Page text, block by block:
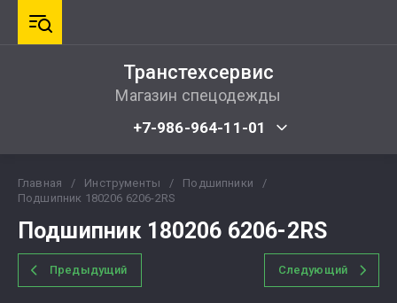
Транстехсервис
Магазин спецодежды
+7-986-964-11-01
Главная / Инструменты / Подшипники
/
Подшипник 180206 6206-2RS
Подшипник 180206 6206-2RS
Предыдущий Следующий